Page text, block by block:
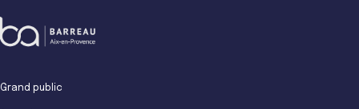
Grand public